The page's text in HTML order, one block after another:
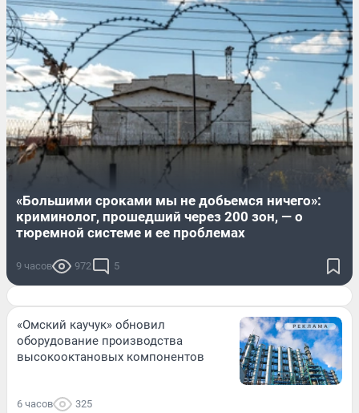
«Большими сроками мы не добьемся ничего»:
криминолог, прошедший через 200 зон, — о
тюремной системе и ее проблемах
9 часов 972 5
«Омский каучук» обновил
оборудование производства
высокооктановых компонентов
6 часов 325